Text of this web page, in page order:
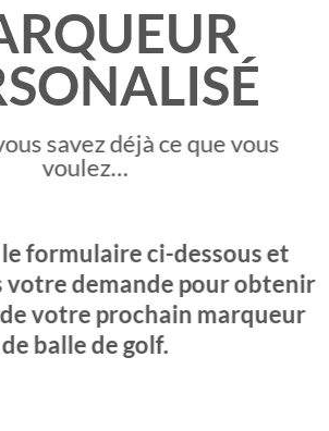
savez déjà ce que vous
voulez…
formulaire ci-dessous et
votre demande pour obtenir
votre prochain marqueur
de balle de golf.